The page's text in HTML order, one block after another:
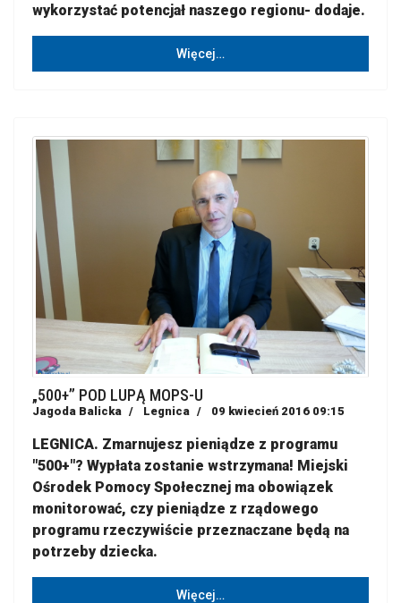
wykorzystać potencjał naszego regionu- dodaje.
Więcej…
„500+” POD LUPĄ MOPS-U
Jagoda Balicka Legnica 09 kwiecień 2016 09:15
LEGNICA. Zmarnujesz pieniądze z programu
"500+"? Wypłata zostanie wstrzymana! Miejski
Ośrodek Pomocy Społecznej ma obowiązek
monitorować, czy pieniądze z rządowego
programu rzeczywiście przeznaczane będą na
potrzeby dziecka.
Więcej…